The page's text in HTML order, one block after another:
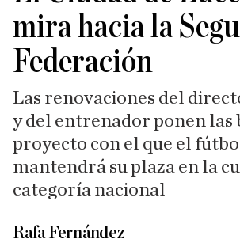
mira hacia la
Federación
Las renovaciones del
y del entrenador ponen las
proyecto con el que el
mantendrá su plaza en la
categoría nacional
Rafa Fernández